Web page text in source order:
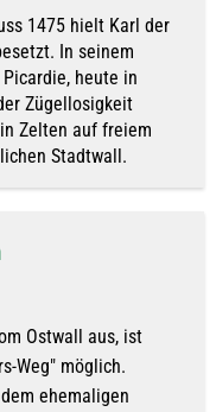
1475 hielt Karl der
In seinem
heute in
Zügellosigkeit
Zelten auf freiem
Stadtwall.
Ostwall aus, ist
Weg" möglich.
ehemaligen